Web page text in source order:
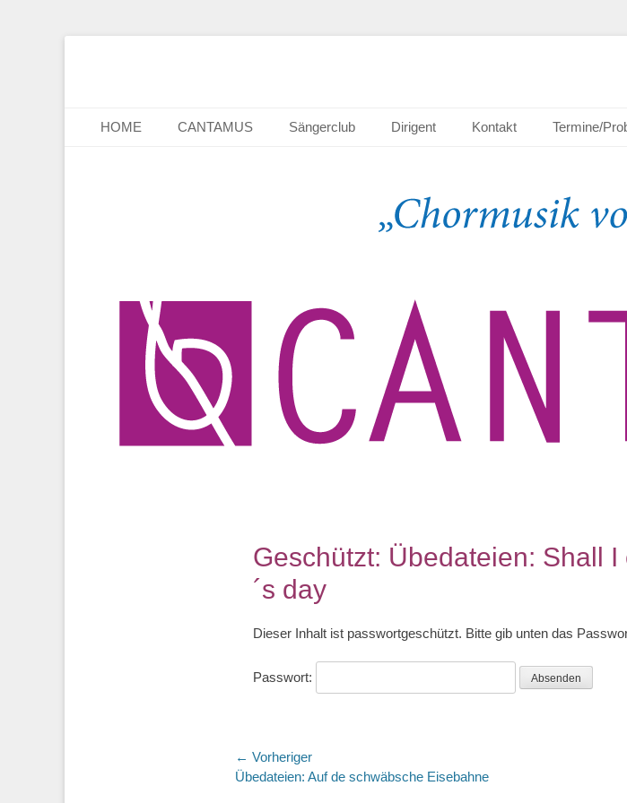
Primäres Menü
Inhalt
HOME CANTAMUS Sängerclub Dirigent Kontakt Termine/
Geschützt: Übedateien: Shall
´s day
Dieser Inhalt ist passwortgeschützt. Bitte gib unten das
Passwort:
Beitragsnavigation
← Vorheriger
Vorheriger
Übedateien: Auf de schwäbsche Eisebahne